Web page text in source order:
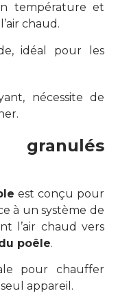
température et
chaud.
idéal pour les
nécessite de
est conçu pour
à un système de
l’air chaud vers
poêle.
pour chauffer
appareil.